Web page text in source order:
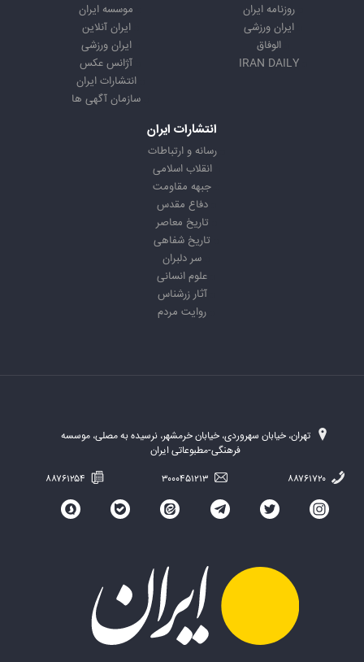
روزنامه ایران
ایران ورزشی
الوفاق
IRAN DAILY
موسسه ایران
ایران آنلاین
ایران ورزشی
آژانس عکس
انتشارات ایران
سازمان آگهی ها
انتشارات ایران
رسانه و ارتباطات
انقلاب اسلامی
جبهه مقاومت
دفاع مقدس
تاریخ معاصر
تاریخ شفاهی
سر دلبران
علوم انسانی
آثار زرشناس
روایت مردم
تهران، خیابان سهروردی، خیابان خرمشهر، نرسیده به مصلی، موسسه
فرهنگی-مطبوعاتی ایران